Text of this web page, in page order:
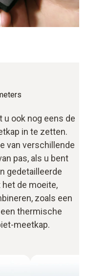
ook nog eens de
in te zetten.
van verschillende
pas, als u bent
gedetailleerde
het de moeite,
zoals een
thermische
meetkap.